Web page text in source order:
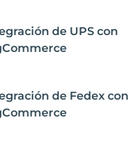
de UPS con
de Fedex con